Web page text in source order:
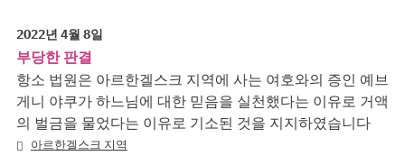
2022년 4월 8일
부당한 판결
항소 법원은 아르한겔스크 지역에 사는 여호와의 증인 예브
게니 야쿠가 하느님에 대한 믿음을 실천했다는 이유로 거액
의 벌금을 물었다는 이유로 기소된 것을 지지하였습니다
아르한겔스크 지역